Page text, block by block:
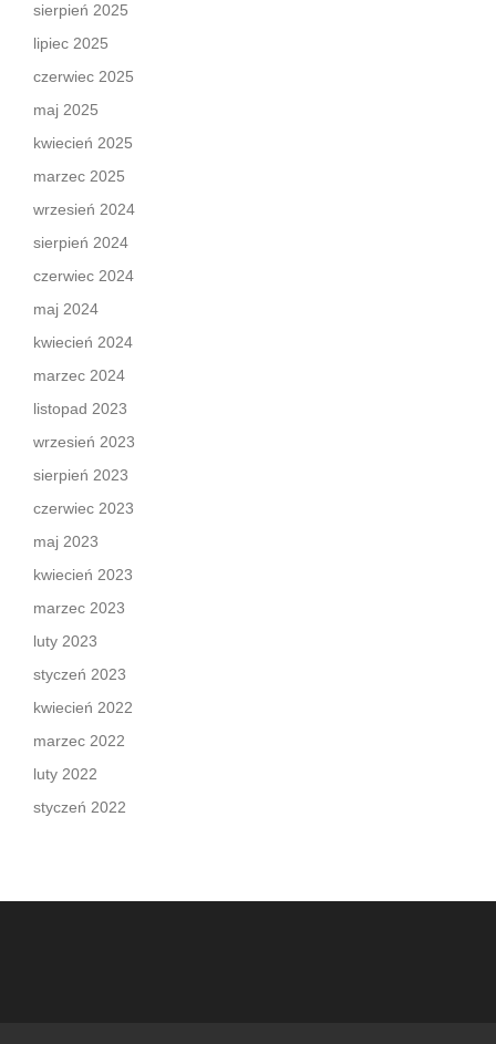
sierpień 2025
lipiec 2025
czerwiec 2025
maj 2025
kwiecień 2025
marzec 2025
wrzesień 2024
sierpień 2024
czerwiec 2024
maj 2024
kwiecień 2024
marzec 2024
listopad 2023
wrzesień 2023
sierpień 2023
czerwiec 2023
maj 2023
kwiecień 2023
marzec 2023
luty 2023
styczeń 2023
kwiecień 2022
marzec 2022
luty 2022
styczeń 2022